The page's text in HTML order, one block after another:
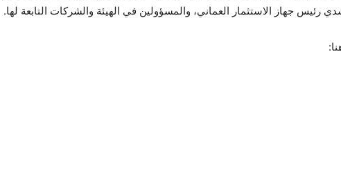
رئيس جهاز الاستثمار العماني، والمسؤولين في الهيئة والشركات التابعة لها.